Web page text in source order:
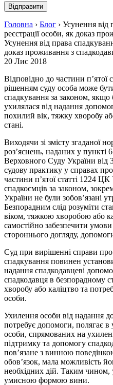
leave
this
field
empty.
Головна › Блог › Усунення від
реєстрації особи, як доказ
Усунення від права
доказ проживання з
20 Лис 2018
Відповідно до частини п’ятої
рішенням суду особа може
спадкування за законом,
ухилялася від надання
похилий вік, тяжку хворобу
стані.
Виходячи зі змісту згаданої
роз’яснень, наданих у
Верховного Суду України
судову практику у справах
частини п’ятої статті 1224 ЦК
спадкоємців за законом,
України не були зобов’язані
Безпорадним слід розуміти
віком, тяжкою хворобою або
самостійно забезпечити
стороннього догляду,
Суд при вирішенні справи
спадкування повинен
надання спадкодавцеві
спадкодавця в безпорадному
хворобу або каліцтво та
особи.
Ухилення особи від надання
потребує допомоги, полягає в
особи, спрямованих на
підтримку та допомогу
пов’язане з винною
обов’язок, мала можливість
необхідних дій. Таким чином,
умисною формою вини.